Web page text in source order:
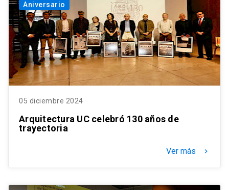
Aniversario
05 diciembre 2024
Arquitectura UC celebró 130 años de
trayectoria
Ver más keyboard_arrow_right